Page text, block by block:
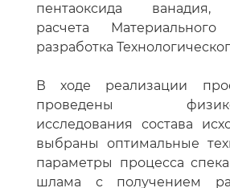
пентаоксида ванадия,
расчета
разработка
В ходе реализации
проведены физико-
исследования состава
выбраны оптимальные
параметры процесса
шлама с получением